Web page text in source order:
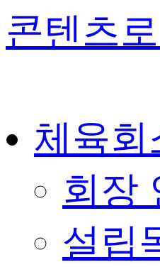
콘텐츠
체육회
회장
설립